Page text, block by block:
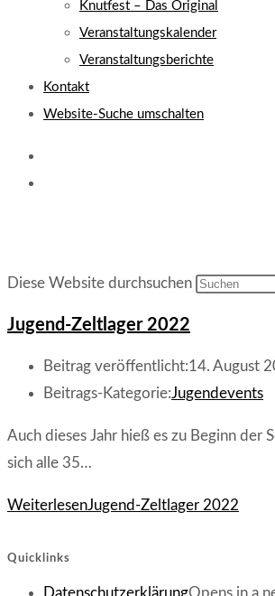
Knutfest – Das Original
Veranstaltungskalender
Veranstaltungsberichte
Kontakt
Website-Suche umschalten
Diese Website durchsuchen
Jugend-Zeltlager 2022
Beitrag veröffentlicht:14. August
Beitrags-Kategorie:Jugendevents
Auch dieses Jahr hieß es zu Beginn der
sich alle 35…
WeiterlesenJugend-Zeltlager 2022
Quicklinks